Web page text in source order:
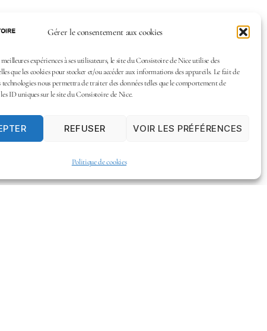
Gérer le consentement aux cookies
expériences à ses utilisateurs, le site du Consistoire de Nice utilise des
que les cookies pour stocker et/ou accéder aux informations des appareils. Le fait de
technologies nous permettra de traiter des données telles que le comportement de
ID uniques sur le site du Consistoire de Nice.
REFUSER VOIR LES PRÉFÉRENCES
Politique de cookies